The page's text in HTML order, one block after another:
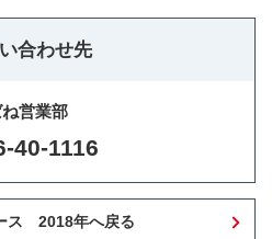
合わせ先
営業部
40-1116
ス 2018年へ戻る